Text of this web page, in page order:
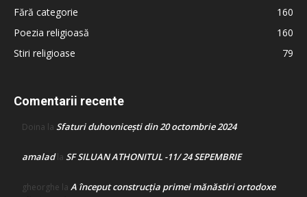
Fără categorie
160
Poezia religioasă
160
Stiri religioase
79
Comentarii recente
Doina la Sfaturi duhovnicești din 20 octombrie 2024
amaladla SF SILUAN ATHONITUL -11/ 24 SEPEMBRIE
gheorghe la A început construcţia primei mănăstiri ortodoxe